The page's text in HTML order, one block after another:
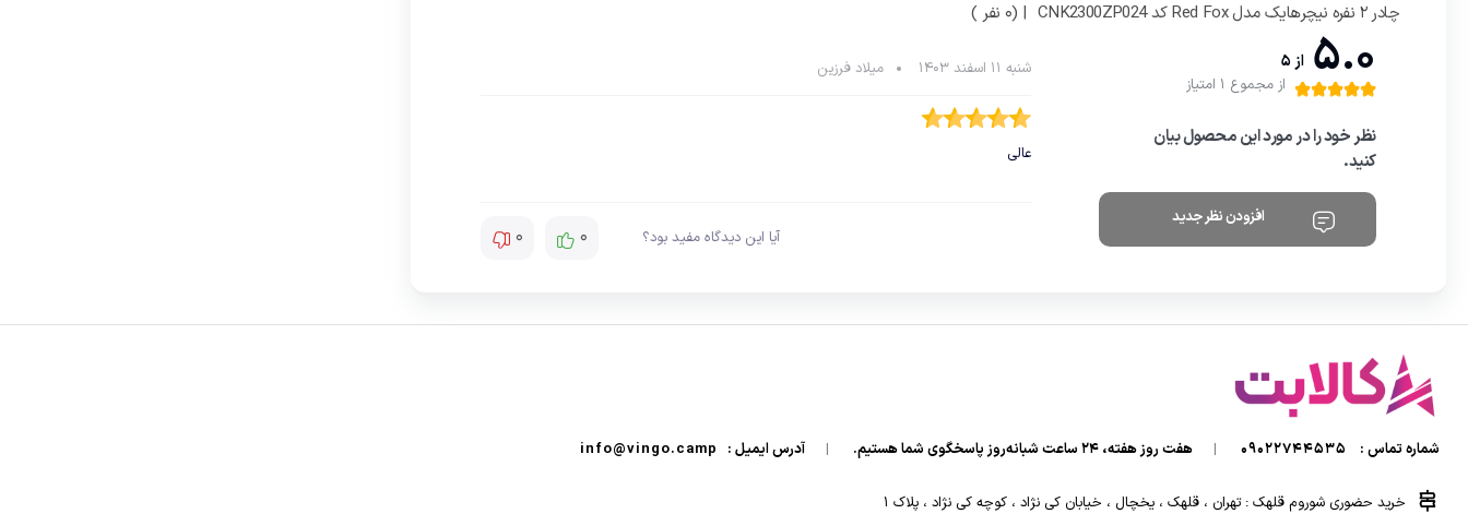
چادر ۲ نفره نیچرهایک مدل Red Fox کد CNK2300ZP024 | (0 نفر )
5.0 از 5
از مجموع 1 امتیاز
نظر خود را در مورد این محصول بیان
کنید.
افزودن نظر جدید
شنبه 11 اسفند 1403 میلاد فرزین
عالی
آیا این دیدگاه مفید بود؟ 0
0
شماره تماس : 09022744535
| هفت روز هفته، ۲۴ ساعت شبانه‌روز پاسخگوی شما هستیم. | آدرس ایمیل : info@vingo.camp
خرید حضوری شوروم قلهک : تهران ، قلهک ، یخچال ، خیابان کی نژاد ، کوچه کی نژاد ، پلاک ۱